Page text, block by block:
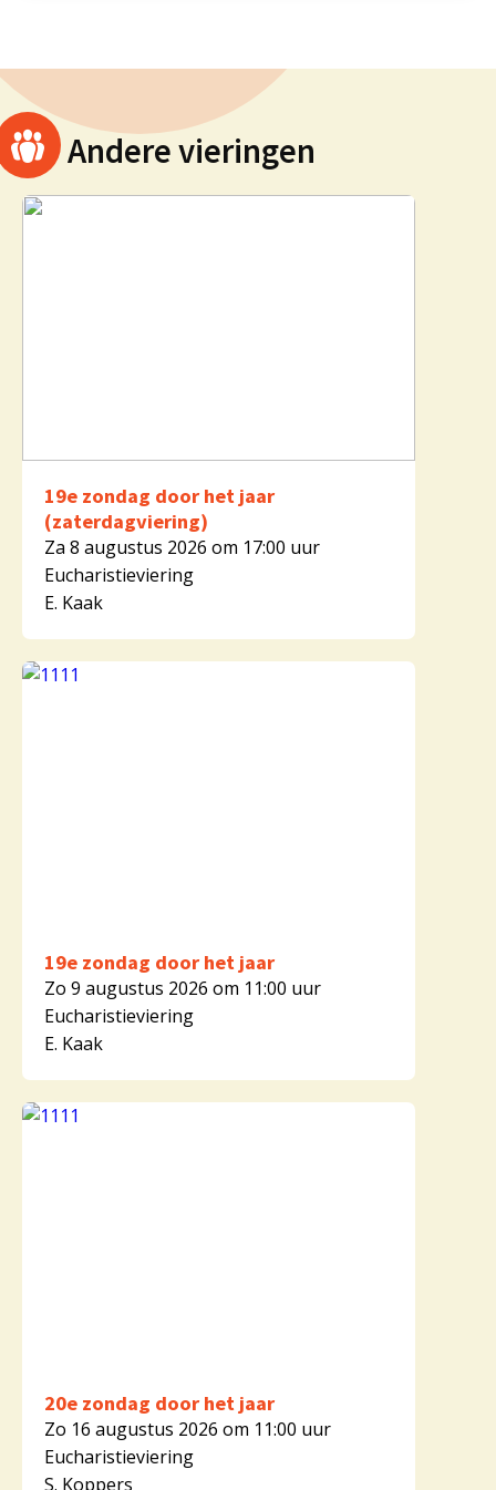
Andere vieringen
19e zondag door het jaar
(zaterdagviering)
Za 8 augustus 2026 om 17:00 uur
Eucharistieviering
E. Kaak
19e zondag door het jaar
Zo 9 augustus 2026 om 11:00 uur
Eucharistieviering
E. Kaak
20e zondag door het jaar
Zo 16 augustus 2026 om 11:00 uur
Eucharistieviering
S. Koppers